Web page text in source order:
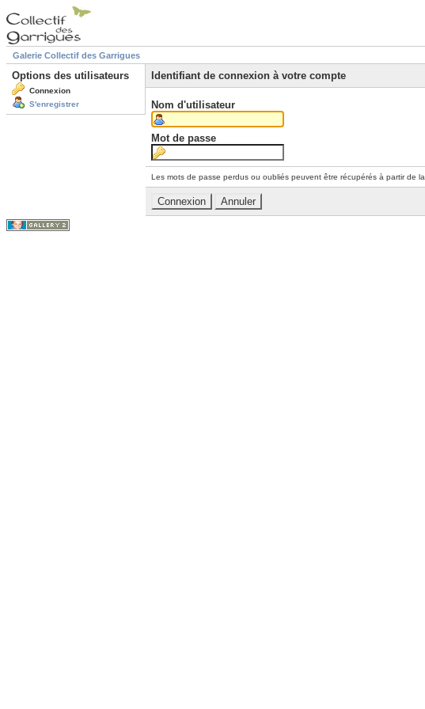
Galerie Collectif des Garrigues
Options des utilisateurs
Connexion
S'enregistrer
Identifiant de connexion à votre compte
Nom d'utilisateur
Mot de passe
Les mots de passe perdus ou oubliés peuvent être récupérés à partir de